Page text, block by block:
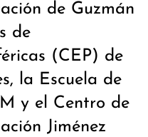
de Guzmán
de
(CEP) de
la Escuela de
y el Centro de
Jiménez